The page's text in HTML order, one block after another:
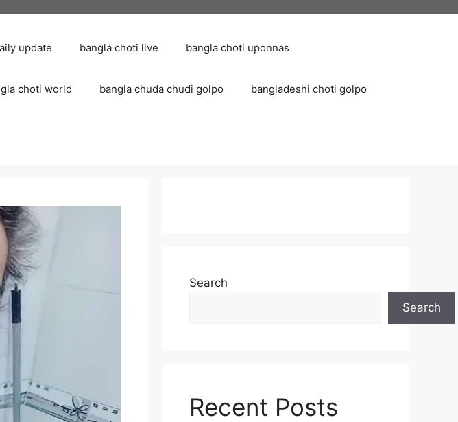
update bangla choti live bangla choti uponnas
choti world bangla chuda chudi golpo bangladeshi choti golpo
Search
Search
Recent Posts